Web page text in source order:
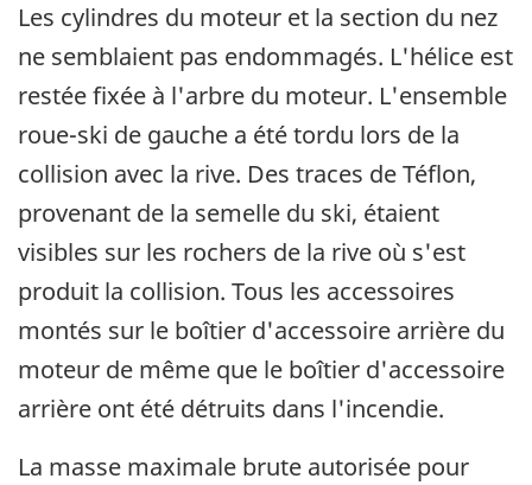
Les cylindres du moteur et la section du nez
ne semblaient pas endommagés. L'hélice est
restée fixée à l'arbre du moteur. L'ensemble
roue-ski de gauche a été tordu lors de la
collision avec la rive. Des traces de Téflon,
provenant de la semelle du ski, étaient
visibles sur les rochers de la rive où s'est
produit la collision. Tous les accessoires
montés sur le boîtier d'accessoire arrière du
moteur de même que le boîtier d'accessoire
arrière ont été détruits dans l'incendie.
La masse maximale brute autorisée pour